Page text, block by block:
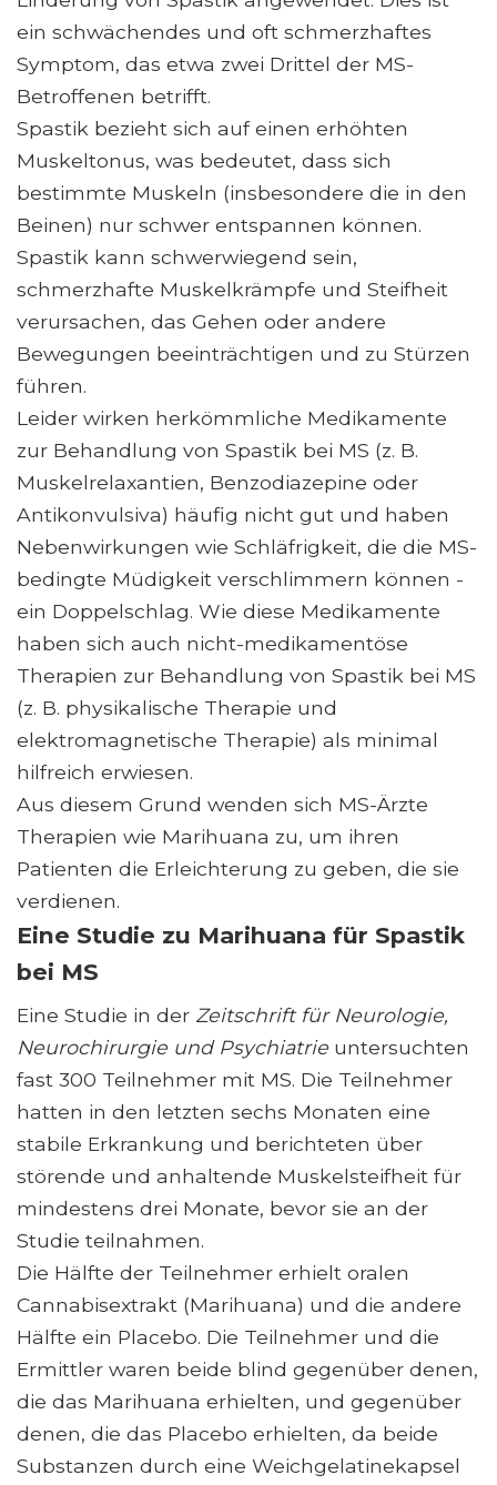
ein schwächendes und oft schmerzhaftes
Symptom, das etwa zwei Drittel der MS-
Betroffenen betrifft.
Spastik bezieht sich auf einen erhöhten
Muskeltonus, was bedeutet, dass sich
bestimmte Muskeln (insbesondere die in den
Beinen) nur schwer entspannen können.
Spastik kann schwerwiegend sein,
schmerzhafte Muskelkrämpfe und Steifheit
verursachen, das Gehen oder andere
Bewegungen beeinträchtigen und zu Stürzen
führen.
Leider wirken herkömmliche Medikamente
zur Behandlung von Spastik bei MS (z. B.
Muskelrelaxantien, Benzodiazepine oder
Antikonvulsiva) häufig nicht gut und haben
Nebenwirkungen wie Schläfrigkeit, die die MS-
bedingte Müdigkeit verschlimmern können -
ein Doppelschlag. Wie diese Medikamente
haben sich auch nicht-medikamentöse
Therapien zur Behandlung von Spastik bei MS
(z. B. physikalische Therapie und
elektromagnetische Therapie) als minimal
hilfreich erwiesen.
Aus diesem Grund wenden sich MS-Ärzte
Therapien wie Marihuana zu, um ihren
Patienten die Erleichterung zu geben, die sie
verdienen.
Eine Studie zu Marihuana für Spastik
bei MS
Eine Studie in der Zeitschrift für Neurologie,
Neurochirurgie und Psychiatrie untersuchten
fast 300 Teilnehmer mit MS. Die Teilnehmer
hatten in den letzten sechs Monaten eine
stabile Erkrankung und berichteten über
störende und anhaltende Muskelsteifheit für
mindestens drei Monate, bevor sie an der
Studie teilnahmen.
Die Hälfte der Teilnehmer erhielt oralen
Cannabisextrakt (Marihuana) und die andere
Hälfte ein Placebo. Die Teilnehmer und die
Ermittler waren beide blind gegenüber denen,
die das Marihuana erhielten, und gegenüber
denen, die das Placebo erhielten, da beide
Substanzen durch eine Weichgelatinekapsel